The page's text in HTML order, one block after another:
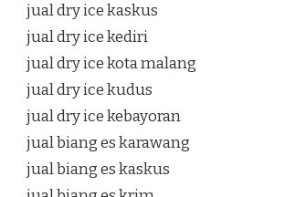
jual dry ice kaskus
jual dry ice kediri
jual dry ice kota malang
jual dry ice kudus
jual dry ice kebayoran
jual biang es karawang
jual biang es kaskus